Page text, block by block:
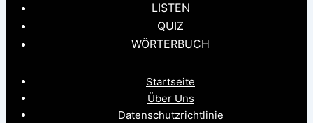
LISTEN
QUIZ
WÖRTERBUCH
Startseite
Über Uns
Datenschutzrichtlinie